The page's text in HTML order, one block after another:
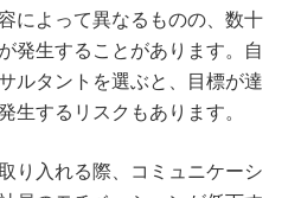
によって異なるものの、数十
発生することがあります。自
ルタントを選ぶと、目標が達
生するリスクもあります。
り入れる際、コミュニケーシ